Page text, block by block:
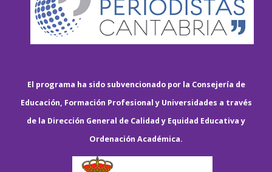
El programa ha sido subvencionado por la Consejería de
Educación, Formación Profesional y Universidades a través
de la Dirección General de Calidad y Equidad Educativa y
Ordenación Académica.